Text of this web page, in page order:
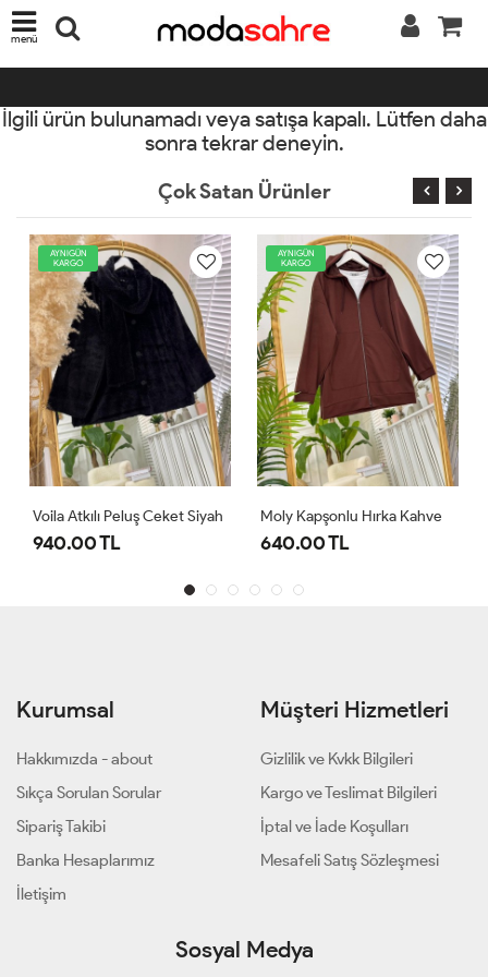
menü
İlgili ürün bulunamadı veya satışa kapalı. Lütfen daha
sonra tekrar deneyin.
Çok Satan Ürünler
AYNIGÜN
KARGO
Voila Atkılı Peluş Ceket Siyah
940.00 TL
AYNIGÜN
KARGO
Moly Kapşonlu Hırka Kahve
640.00 TL
Kurumsal
Hakkımızda - about
Sıkça Sorulan Sorular
Sipariş Takibi
Banka Hesaplarımız
İletişim
Müşteri Hizmetleri
Gizlilik ve Kvkk Bilgileri
Kargo ve Teslimat Bilgileri
İptal ve İade Koşulları
Mesafeli Satış Sözleşmesi
Sosyal Medya